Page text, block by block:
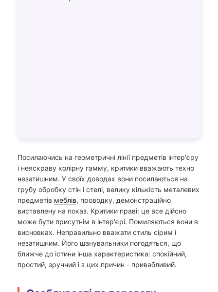
Посилаючись на геометричні лінії предметів інтер'єру
і неяскраву колірну гамму, критики вважають техно
незатишним. У своїх доводах вони посилаються на
грубу обробку стін і стелі, велику кількість металевих
предметів меблів, проводку, демонстраційно
виставлену на показ. Критики праві: це все дійсно
може бути присутнім в інтер'єрі. Помиляються вони в
висновках. Неправильно вважати стиль сірим і
незатишним. Його шанувальники погодяться, що
ближче до істини інша характеристика: спокійний,
простий, зручний і з цих причин - привабливий.